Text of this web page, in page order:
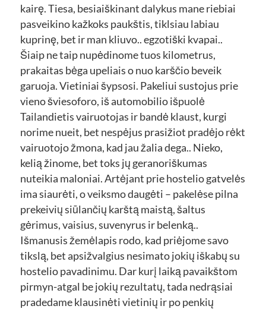
kairę. Tiesa, besiaiškinant dalykus mane riebiai
pasveikino kažkoks paukštis, tiklsiau labiau
kuprinę, bet ir man kliuvo.. egzotiški kvapai..
Šiaip ne taip nupėdinome tuos kilometrus,
prakaitas bėga upeliais o nuo karščio beveik
garuoja. Vietiniai šypsosi. Pakeliui sustojus prie
vieno šviesoforo, iš automobilio išpuolė
Tailandietis vairuotojas ir bandė klaust, kurgi
norime nueit, bet nespėjus prasižiot pradėjo rėkt
vairuotojo žmona, kad jau žalia dega.. Nieko,
kelią žinome, bet toks jų geranoriškumas
nuteikia maloniai. Artėjant prie hostelio gatvelės
ima siaurėti, o veiksmo daugėti – pakelėse pilna
prekeivių siūlančių karštą maistą, šaltus
gėrimus, vaisius, suvenyrus ir belenką..
Išmanusis žemėlapis rodo, kad priėjome savo
tikslą, bet apsižvalgius nesimato jokių iškabų su
hostelio pavadinimu. Dar kurį laiką pavaikštom
pirmyn-atgal be jokių rezultatų, tada nedrąsiai
pradedame klausinėti vietinių ir po penkių